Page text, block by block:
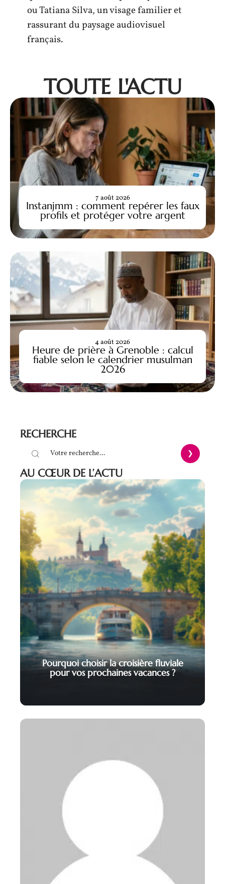
ou Tatiana Silva, un visage familier et
rassurant du paysage audiovisuel
français.
TOUTE L'ACTU
Instanjmm : comment repérer les faux
profils et protéger votre argent
7 août 2026
Heure de prière à Grenoble : calcul
fiable selon le calendrier musulman
2026
4 août 2026
RECHERCHE
AU CŒUR DE L’ACTU
Pourquoi choisir la croisière fluviale
pour vos prochaines vacances ?